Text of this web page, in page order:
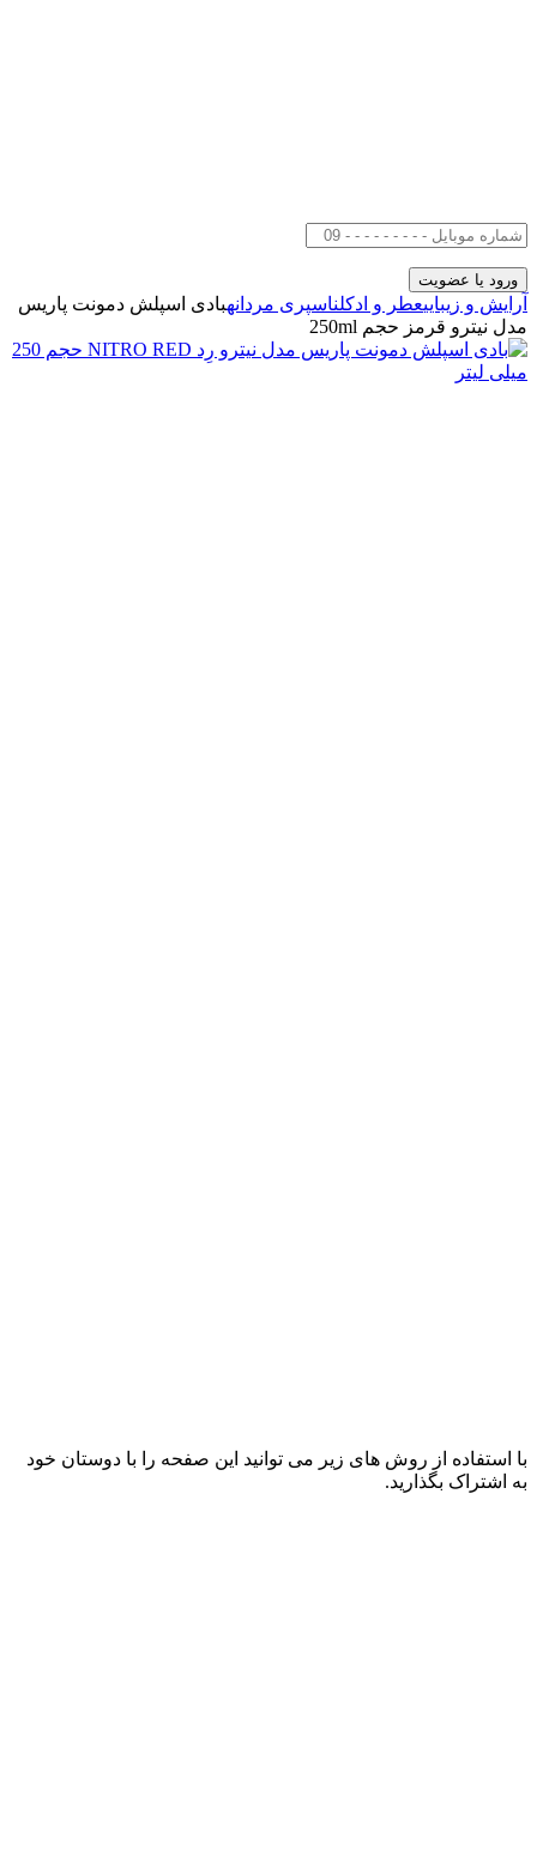
آرایش و زیباییعطر و ادکلناسپری مردانهبادی اسپلش دمونت پاریس
مدل نیترو قرمز حجم 250ml
با استفاده از روش های زیر می توانید این صفحه را با دوستان خود
به اشتراک بگذارید.